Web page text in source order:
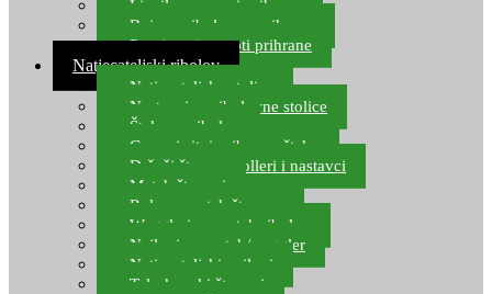
Ljepilo za crve i prihranu
Boje za ribolovnu prihranu
Provjereni recepti prihrane
Natjecateljski ribolov
Natjecateljske stolice
Nastavci za ribolovne stolice
Šteke za ribolov
Gume i sitni pribor za šteku
Držači štapova rolleri i nastavci
Match štapovi
Role za match štapove
Waggleri za match ribolov
Najloni za match/waggler
Natjecateljski najloni
Teleskopski štapovi